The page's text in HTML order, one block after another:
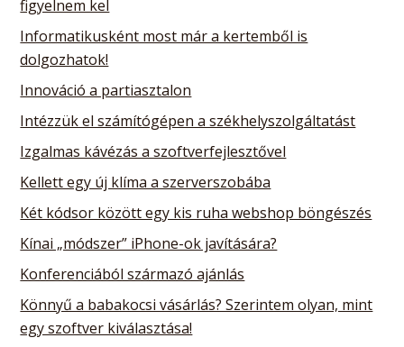
figyelnem kel
Informatikusként most már a kertemből is
dolgozhatok!
Innováció a partiasztalon
Intézzük el számítógépen a székhelyszolgáltatást
Izgalmas kávézás a szoftverfejlesztővel
Kellett egy új klíma a szerverszobába
Két kódsor között egy kis ruha webshop böngészés
Kínai „módszer” iPhone-ok javítására?
Konferenciából származó ajánlás
Könnyű a babakocsi vásárlás? Szerintem olyan, mint
egy szoftver kiválasztása!